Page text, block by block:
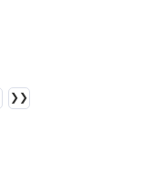
❯❯